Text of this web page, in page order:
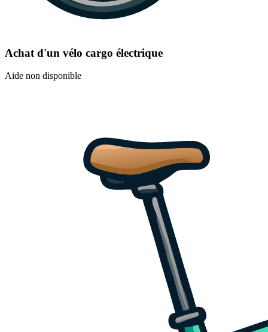
Achat d'un vélo cargo électrique
Aide non disponible